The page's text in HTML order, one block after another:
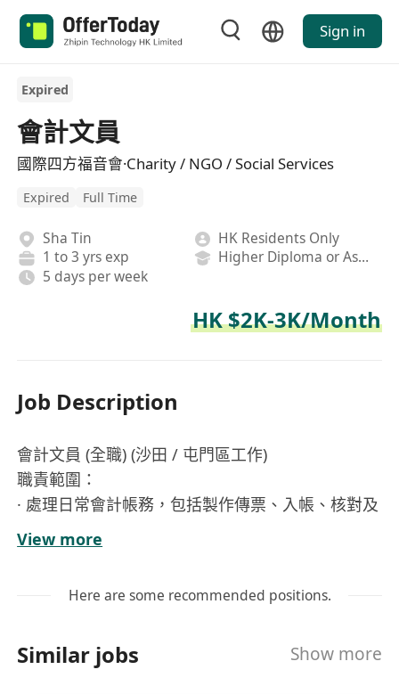
Sign in
Expired
會計文員
國際四方福音會·Charity / NGO / Social Services
Expired Full Time
Sha Tin
HK Residents Only
1 to 3 yrs exp
Higher Diploma or Associate Degree
5 days per week
HK $2K-3K/Month
Job Description
會計文員 (全職) (沙田 / 屯門區工作)
職責範圍：
· 處理日常會計帳務，包括製作傳票、入帳、核對及
整理財務紀錄與報表
· 負責應付帳款、應收帳款等會計帳目處理
· 完成上司指派的其他相關職務
· 中五或以上學歷
View more
Here are some recommended positions.
Similar jobs Show more